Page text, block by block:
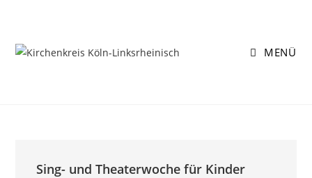
springen
MENÜ
Sing- und Theaterwoche für Kinder